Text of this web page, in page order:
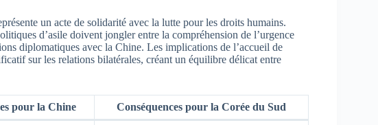
un acte de solidarité avec la lutte pour les droits humains.
d’asile doivent jongler entre la compréhension de l’urgence
diplomatiques avec la Chine. Les implications de l’accueil de
sur les relations bilatérales, créant un équilibre délicat entre
pour la Chine Conséquences pour la Corée du Sud